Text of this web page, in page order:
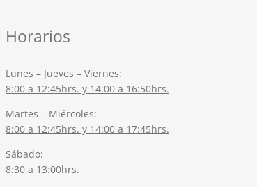
Horarios
Lunes – Jueves – Viernes:
8:00 a 12:45hrs. y 14:00 a 16:50hrs.
Martes – Miércoles:
8:00 a 12:45hrs. y 14:00 a 17:45hrs.
Sábado:
8:30 a 13:00hrs.